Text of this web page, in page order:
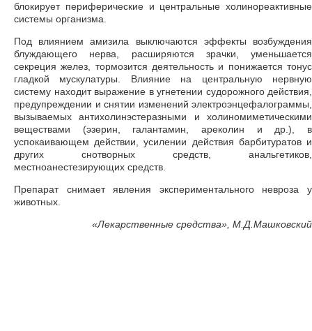
блокирует периферические и центральные холинореактивные
системы организма.
Под влиянием амизила выключаются эффекты возбуждения
блуждающего нерва, расширяются зрачки, уменьшается
секреция желез, тормозится деятельность и понижается тонус
гладкой мускулатуры. Влияние на центральную нервную
систему находит выражение в угнетении судорожного действия,
предупреждении и снятии изменений электроэнцефалограммы,
вызываемых антихолинэстеразными и холиномиметическими
веществами (эзерин, галантамин, ареколин и др.), в
успокаивающем действии, усилении действия барбитуратов и
других снотворных средств, анальгетиков,
местноанестезирующих средств.
Препарат снимает явления экспериментального невроза у
животных.
«Лекарственные средства», М.Д.Машковский